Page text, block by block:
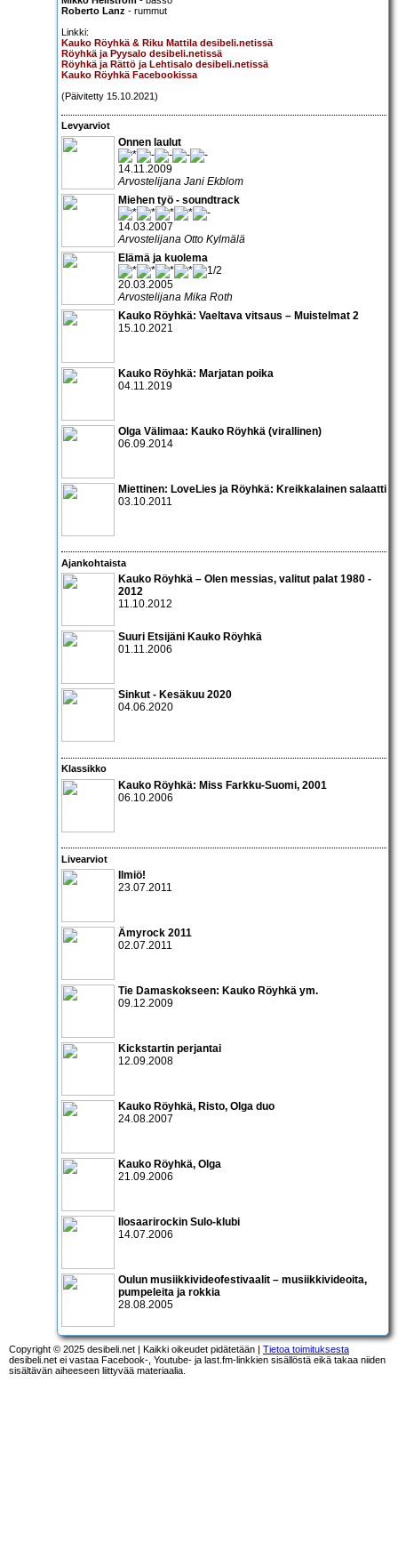
Roberto Lanz - rummut
Linkki:
Kauko Röyhkä & Riku Mattila desibeli.netissä
Röyhkä ja Pyysalo desibeli.netissä
Röyhkä ja Rättö ja Lehtisalo desibeli.netissä
Kauko Röyhkä Facebookissa
(Päivitetty 15.10.2021)
Levyarviot
Onnen laulut
14.11.2009
Arvostelijana Jani Ekblom
Miehen työ - soundtrack
14.03.2007
Arvostelijana Otto Kylmälä
Elämä ja kuolema
20.03.2005
Arvostelijana Mika Roth
Kauko Röyhkä: Vaeltava vitsaus – Muistelmat 2
15.10.2021
Kauko Röyhkä: Marjatan poika
04.11.2019
Olga Välimaa: Kauko Röyhkä (virallinen)
06.09.2014
Miettinen: LoveLies ja Röyhkä: Kreikkalainen salaatti
03.10.2011
Ajankohtaista
Kauko Röyhkä – Olen messias, valitut palat 1980 -
2012
11.10.2012
Suuri Etsijäni Kauko Röyhkä
01.11.2006
Sinkut - Kesäkuu 2020
04.06.2020
Klassikko
Kauko Röyhkä: Miss Farkku-Suomi, 2001
06.10.2006
Livearviot
Ilmiö!
23.07.2011
Ämyrock 2011
02.07.2011
Tie Damaskokseen: Kauko Röyhkä ym.
09.12.2009
Kickstartin perjantai
12.09.2008
Kauko Röyhkä, Risto, Olga duo
24.08.2007
Kauko Röyhkä, Olga
21.09.2006
Ilosaarirockin Sulo-klubi
14.07.2006
Oulun musiikkivideofestivaalit – musiikkivideoita,
pumpeleita ja rokkia
28.08.2005
Copyright © 2025 desibeli.net | Kaikki oikeudet pidätetään | Tietoa toimituksesta
desibeli.net ei vastaa Facebook-, Youtube- ja last.fm-linkkien sisällöstä eikä takaa niiden
sisältävän aiheeseen liittyvää materiaalia.